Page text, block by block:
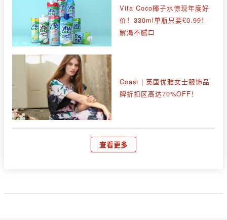
Vita Coco椰子水惊现年度好
价！330ml单瓶只要£0.99！
解渴不腻口
Coast | 英国优雅女士服饰品
牌折扣区高达70%OFF！
查看更多